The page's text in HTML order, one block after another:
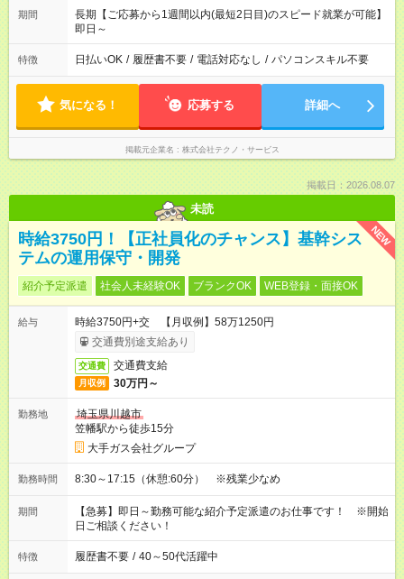
期間
長期【ご応募から1週間以内(最短2日目)のスピード就業が可能】
即日～
特徴 日払いOK / 履歴書不要 / 電話対応なし / パソコンスキル不要
気になる！ 応募する 詳細へ
掲載元企業名 株式会社テクノ・サービス
掲載日：2026.08.07
未読
NEW
時給3750円！【正社員化のチャンス】基幹シス
テムの運用保守・開発
紹介予定派遣 社会人未経験OK ブランクOK WEB登録・面接OK
給与
時給3750円+交 【月収例】58万1250円
交通費別途支給あり
交通費 交通費支給
月収例 30万円～
勤務地
埼玉県川越市
笠幡駅から徒歩15分
大手ガス会社グループ
勤務時間 8:30～17:15（休憩:60分） ※残業少なめ
期間
【急募】即日～勤務可能な紹介予定派遣のお仕事です！ ※開始
日ご相談ください！
特徴 履歴書不要 / 40～50代活躍中